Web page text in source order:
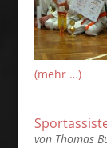
(mehr …)
von Thomas